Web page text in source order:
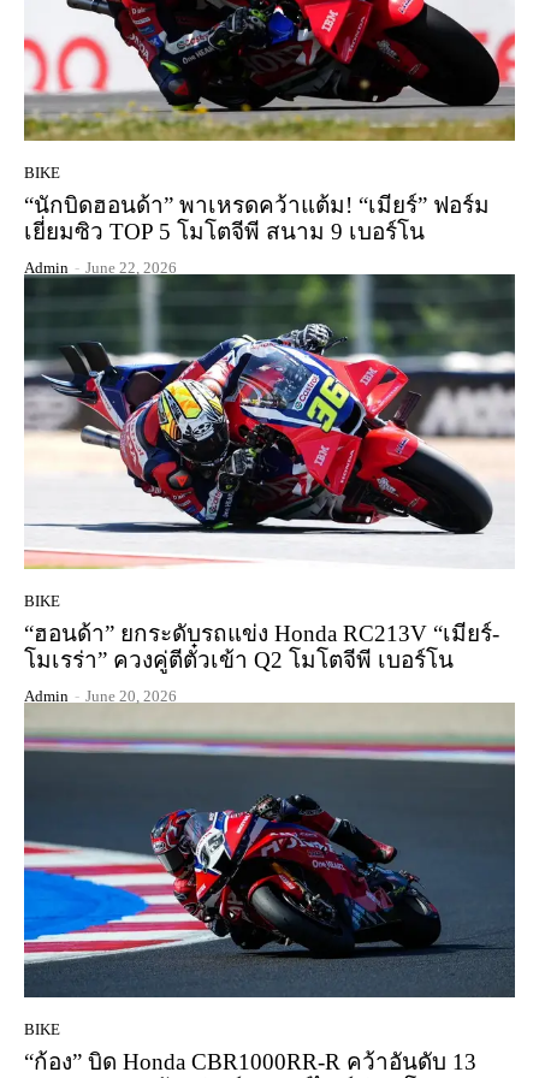
BIKE
“นักบิดฮอนด้า” พาเหรดคว้าแต้ม! “เมียร์” ฟอร์ม
เยี่ยมซิว TOP 5 โมโตจีพี สนาม 9 เบอร์โน
Admin - June 22, 2026
BIKE
“ฮอนด้า” ยกระดับรถแข่ง Honda RC213V “เมียร์-
โมเรร่า” ควงคู่ตีตั๋วเข้า Q2 โมโตจีพี เบอร์โน
Admin - June 20, 2026
BIKE
“ก้อง” บิด Honda CBR1000RR-R คว้าอันดับ 13